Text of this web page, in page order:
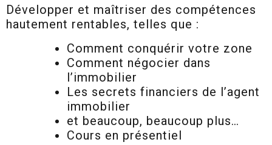
Développer et maîtriser des compétences
hautement rentables, telles que :
Comment conquérir votre zone
Comment négocier dans
l’immobilier
Les secrets financiers de l’agent
immobilier
et beaucoup, beaucoup plus…
Cours en présentiel